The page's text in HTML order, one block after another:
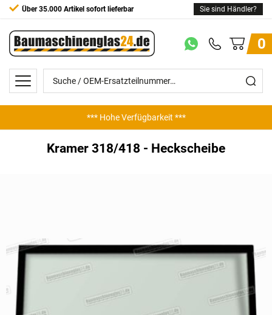
Über 35.000 Artikel sofort lieferbar Sie sind Händler?
0
*** Hohe Verfügbarkeit ***
Kramer 318/418 - Heckscheibe